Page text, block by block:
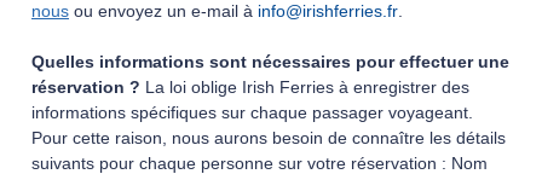
nous ou envoyez un e-mail à info@irishferries.fr
Quelles informations sont nécessaires pour effectuer une
réservation ? La loi oblige Irish Ferries à enregistrer des
informations spécifiques sur chaque passager voyageant.
Pour cette raison, nous aurons besoin de connaître les détails
suivants pour chaque personne sur votre réservation : Nom